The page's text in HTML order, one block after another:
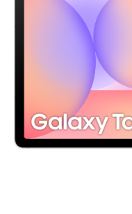
Оплата
Доставка
Самовывоз
Trade-In